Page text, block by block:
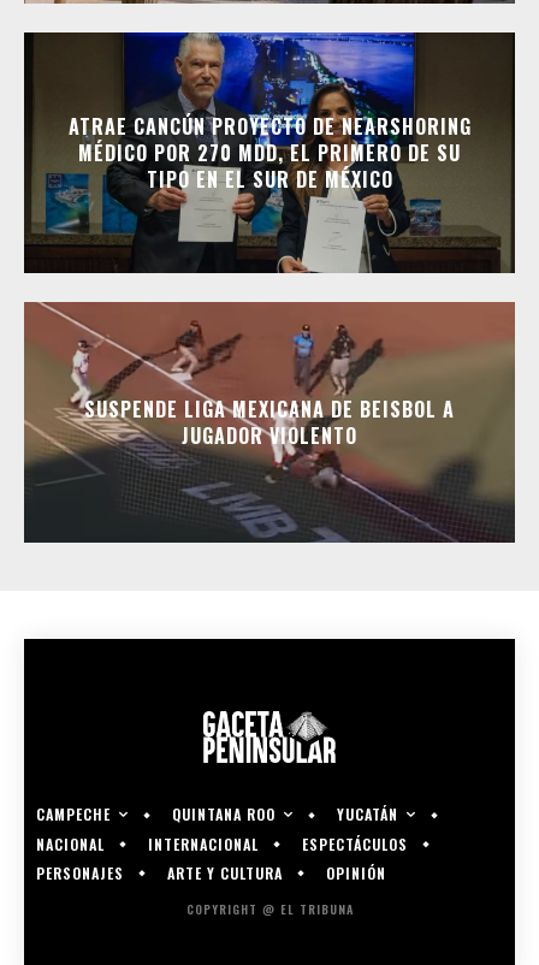
ATRAE CANCÚN PROYECTO DE NEARSHORING
MÉDICO POR 270 MDD, EL PRIMERO DE SU
TIPO EN EL SUR DE MÉXICO
SUSPENDE LIGA MEXICANA DE BEISBOL A
JUGADOR VIOLENTO
CAMPECHE QUINTANA ROO
YUCATÁN
NACIONAL
INTERNACIONAL
ESPECTÁCULOS
PERSONAJES
ARTE Y CULTURA OPINIÓN
COPYRIGHT @ EL TRIBUNA